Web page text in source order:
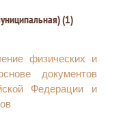
(1)
физических и
документов
Федерации и